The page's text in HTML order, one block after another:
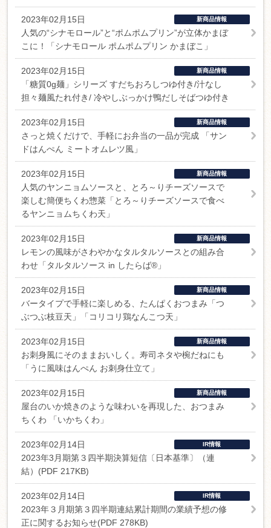
2023年02月15日 新商品情報
人気の“シナモロール”と“ポムポムプリン”が立体かまぼ
こに！「シナモロール ポムポムプリン かまぼこ」
2023年02月15日 新商品情報
「糖質0g麺」シリーズ すだちおろしつゆ付き/汁なし
担々麺風たれ付き/ 冷やしぶっかけ鴨だしそばつゆ付き
2023年02月15日 新商品情報
さっと焼くだけで、手軽にお弁当の一品が完成 「サン
ドはんぺん ミートオムレツ風」
2023年02月15日 新商品情報
人気のヤンニョムソースと、とろ～りチーズソースで
楽しむ簡便ちくわ惣菜「とろ～りチーズソースで食べ
るヤンニョムちくわ天」
2023年02月15日 新商品情報
レモンの風味がさわやかなタルタルソースとの組み合
わせ「タルタルソース in したらば®」
2023年02月15日 新商品情報
バータイプで手軽に楽しめる、たんぱくおつまみ「つ
ぶつぶ枝豆天」「コリコリ鶏なんこつ天」
2023年02月15日 新商品情報
お刺身風にそのままおいしく。寿司ネタや椀だねにも
「うに風味はんぺん お刺身仕立て」
2023年02月15日 新商品情報
屋台のいか焼きのような味わいを再現した、おつまみ
ちくわ 「いかちくわ」
2023年02月14日 IR情報
2023年3月期第３四半期決算短信〔日本基準〕（連
結）(PDF 217KB)
2023年02月14日 IR情報
2023年３月期第３四半期連結累計期間の業績予想の修
正に関するお知らせ(PDF 278KB)